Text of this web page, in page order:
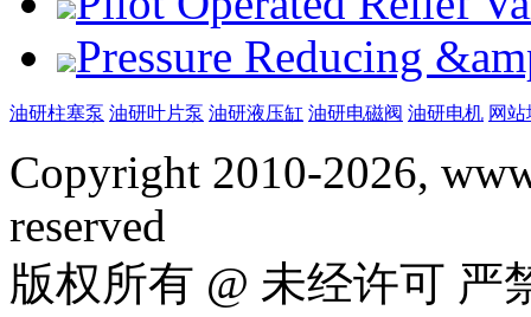
Pressure Reducing
油研柱塞泵 油研叶片泵 油研液压缸 油研电磁阀 油研电机 网
Copyright 2010-2026,
reserved
版权所有 @ 未经许可 严